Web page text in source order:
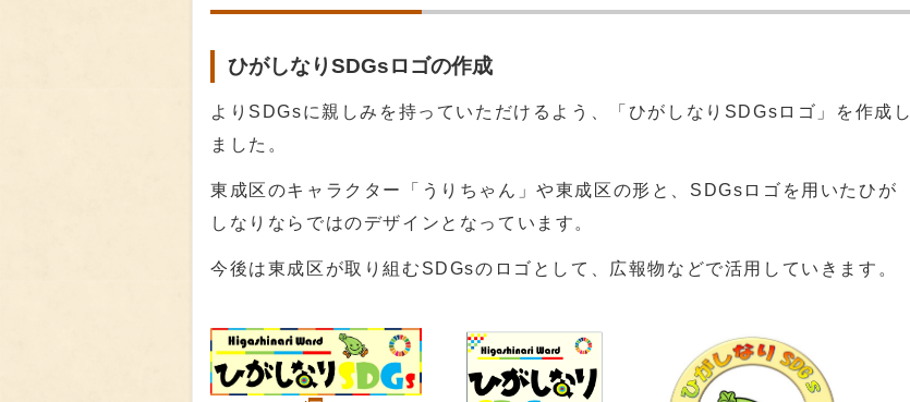
ひがしなりSDGsロゴの作成
よりSDGsに親しみを持っていただけるよう、「ひがしなりSDGsロゴ」を作成し
ました。
東成区のキャラクター「うりちゃん」や東成区の形と、SDGsロゴを用いたひが
しなりならではのデザインとなっています。
今後は東成区が取り組むSDGsのロゴとして、広報物などで活用していきます。